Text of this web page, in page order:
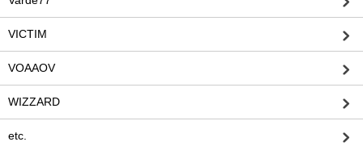
VICTIM
VOAAOV
WIZZARD
etc.